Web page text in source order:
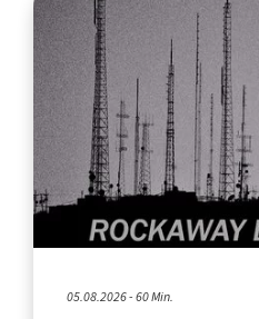
05.08.2026 - 60 Min.